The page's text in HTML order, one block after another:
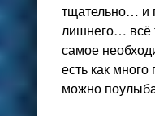
тщательно… и
лишнего… всё
самое
есть как много
можно